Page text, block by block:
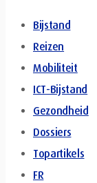
Bijstand
Reizen
Mobiliteit
ICT-Bijstand
Gezondheid
Dossiers
Topartikels
FR